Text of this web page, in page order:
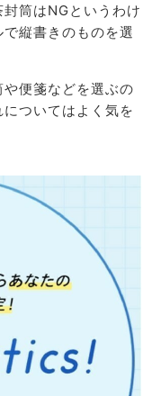
筒はNGというわけ
縦書きのものを選
便箋などを選ぶの
ついてはよく気を